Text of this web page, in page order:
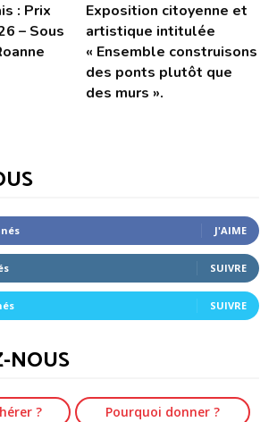
: Prix
– Sous
Exposition citoyenne et
artistique intitulée
« Ensemble construisons
des ponts plutôt que
des murs ».
J'AIME
SUIVRE
SUIVRE
NOUS
? Pourquoi donner ?